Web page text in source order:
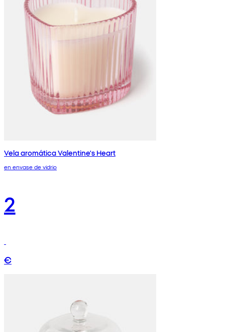
Vela aromática Valentine's Heart
en envase de vidrio
2
€